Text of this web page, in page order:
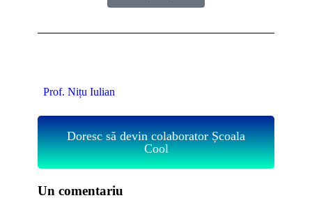
Prof. Nițu Iulian
Doresc să devin colaborator Școala
Cool
Un comentariu